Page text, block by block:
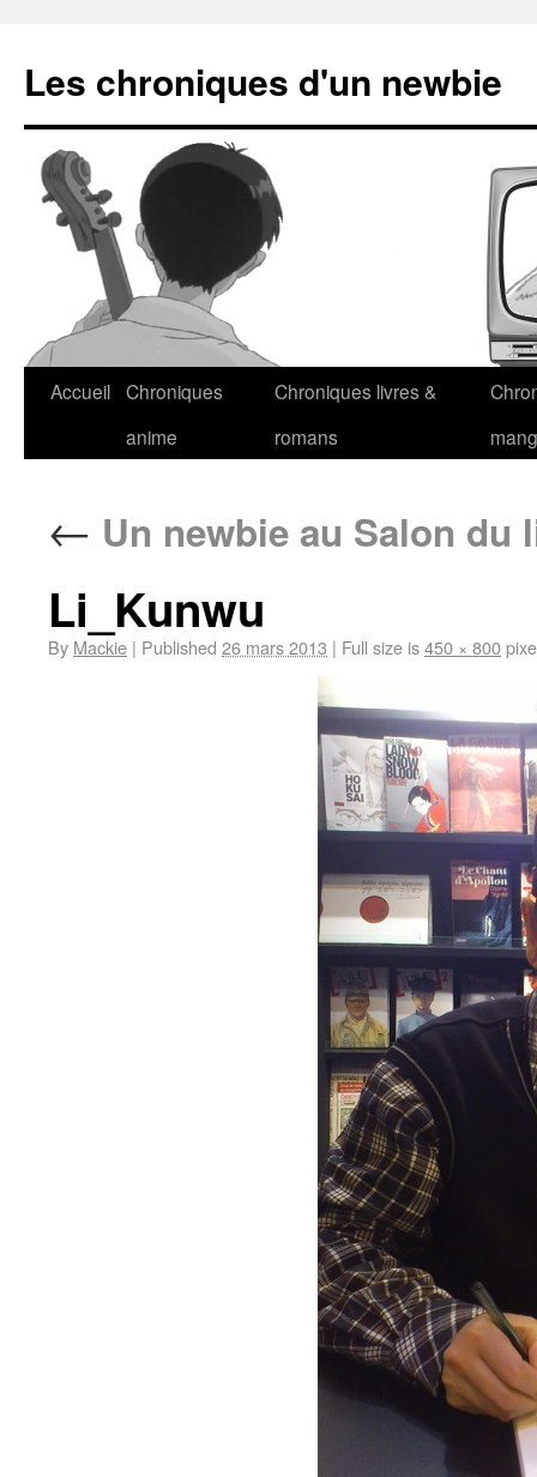
Les chroniques d'un newbie
Accueil Chroniques
anime
Chroniques livres &
romans
← Un newbie au Salon du
Li_Kunwu
By Mackie | Published 26 mars 2013 | Full size is450 × 800